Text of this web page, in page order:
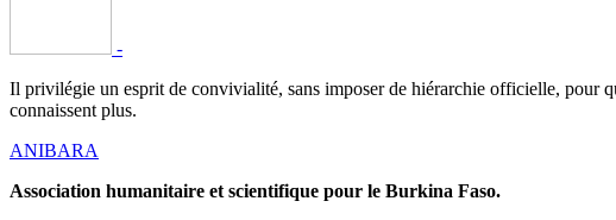
-
Il privilégie un esprit de convivialité, sans imposer de hiérarchie officielle, pour
connaissent plus.
ANIBARA
Association humanitaire et scientifique pour le Burkina Faso.